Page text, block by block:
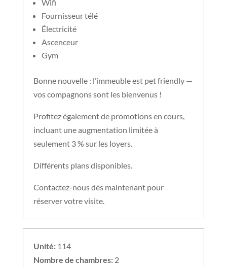
Wifi
Fournisseur télé
Électricité
Ascenceur
Gym
Bonne nouvelle : l’immeuble est pet friendly —
vos compagnons sont les bienvenus !
Profitez également de promotions en cours,
incluant une augmentation limitée à
seulement 3 % sur les loyers.
Différents plans disponibles.
Contactez-nous dès maintenant pour
réserver votre visite.
Unité:114
Nombre de chambres:2